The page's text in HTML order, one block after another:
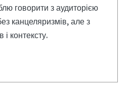
говорити з аудиторією
канцеляризмів, але з
контексту.